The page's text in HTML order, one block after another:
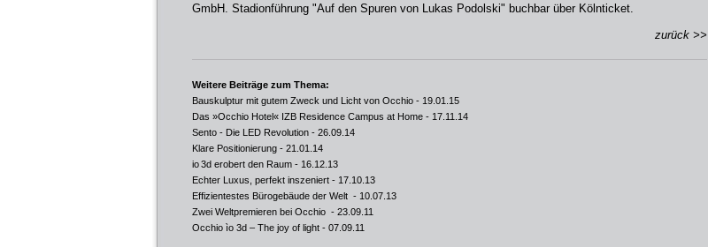
GmbH. Stadionführung "Auf den Spuren von Lukas Podolski" buchbar über Kölnticket.
zurück >>
Weitere Beiträge zum Thema:
Bauskulptur mit gutem Zweck und Licht von Occhio - 19.01.15
Das »Occhio Hotel« IZB Residence Campus at Home - 17.11.14
Sento - Die LED Revolution - 26.09.14
Klare Positionierung - 21.01.14
io 3d erobert den Raum - 16.12.13
Echter Luxus, perfekt inszeniert - 17.10.13
Effizientestes Bürogebäude der Welt - 10.07.13
Zwei Weltpremieren bei Occhio - 23.09.11
Occhio ìo 3d – The joy of light - 07.09.11